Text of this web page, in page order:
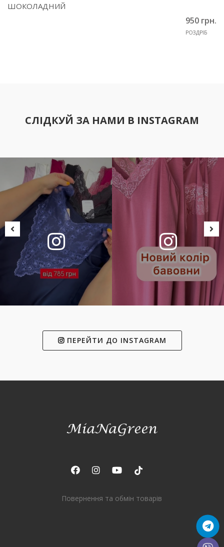
ШОКОЛАДНИЙ
950 грн.
РОЗДРІБ
СЛІДКУЙ ЗА НАМИ В INSTAGRAM
ПЕРЕЙТИ ДО INSTAGRAM
Повернення та обмін товарів